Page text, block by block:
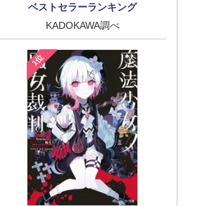
ベストセラーランキング
KADOKAWA調べ
1位